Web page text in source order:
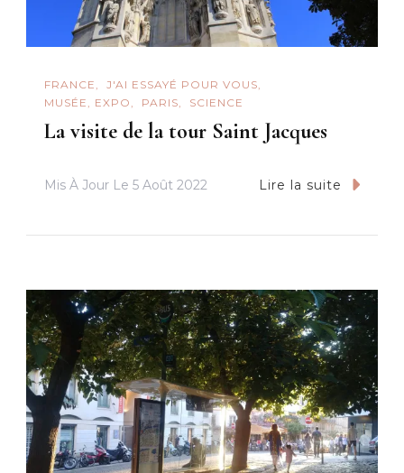
FRANCE
J'AI ESSAYÉ POUR VOUS
MUSÉE, EXPO
PARIS SCIENCE
La visite de la tour Saint Jacques
Mis À Jour Le 5 Août 2022 Lire la suite